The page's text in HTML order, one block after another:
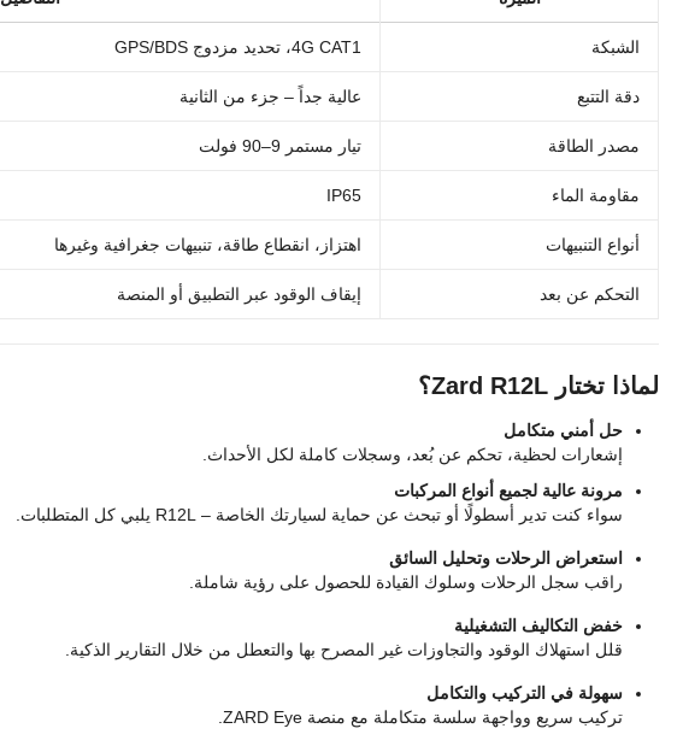
الشبكة 4G CAT1، تحديد مزدوج GPS/BDS
دقة التتبع عالية جداً – جزء من الثانية
مصدر الطاقة تيار مستمر 9–90 فولت
مقاومة الماء IP65
أنواع التنبيهات اهتزاز، انقطاع طاقة، تنبيهات جغرافية وغيرها
التحكم عن بعد إيقاف الوقود عبر التطبيق أو المنصة
لماذا تختار Zard R12L؟
حل أمني متكامل
إشعارات لحظية، تحكم عن بُعد، وسجلات كاملة لكل الأحداث.
مرونة عالية لجميع أنواع المركبات
سواء كنت تدير أسطولًا أو تبحث عن حماية لسيارتك الخاصة – R12L يلبي كل المتطلبات.
استعراض الرحلات وتحليل السائق
راقب سجل الرحلات وسلوك القيادة للحصول على رؤية شاملة.
خفض التكاليف التشغيلية
قلل استهلاك الوقود والتجاوزات غير المصرح بها والتعطل من خلال التقارير الذكية.
سهولة في التركيب والتكامل
تركيب سريع وواجهة سلسة متكاملة مع منصة ZARD Eye.